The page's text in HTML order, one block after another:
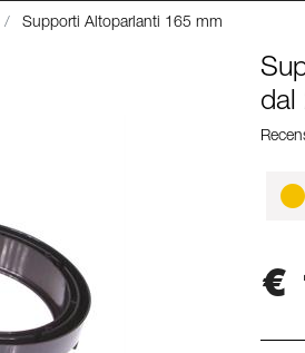
Supporti Altoparlanti 165 mm
dal
€